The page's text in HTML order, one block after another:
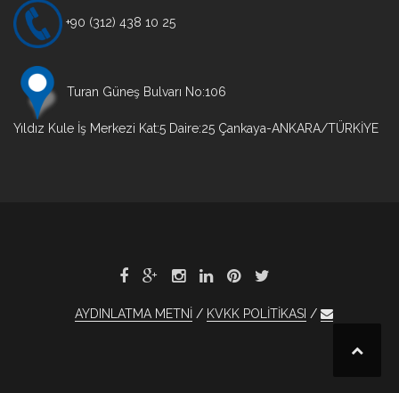
+90 (312) 438 10 25
Turan Güneş Bulvarı No:106
Yıldız Kule İş Merkezi Kat:5 Daire:25 Çankaya-ANKARA/TÜRKİYE
AYDINLATMA METNİ KVKK POLİTİKASI